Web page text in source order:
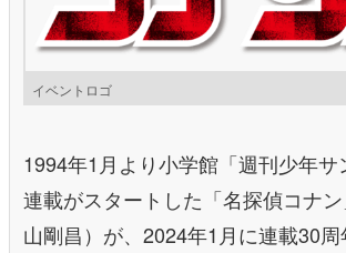
イベントロゴ
1994年1月より小学館「週刊少年サ
連載がスタートした「名探偵コナ
山剛昌）が、2024年1月に連載30周